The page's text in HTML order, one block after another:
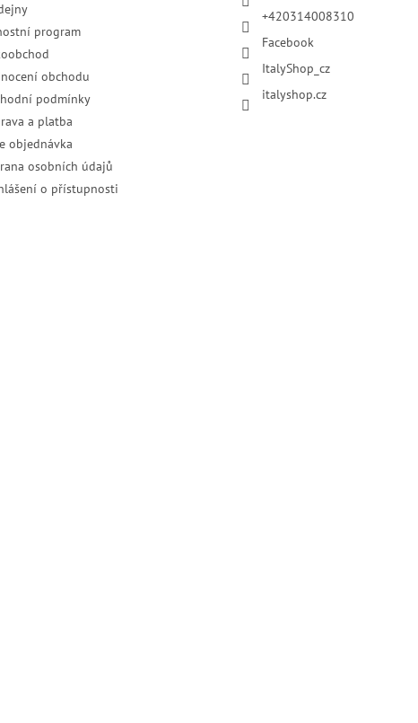
program
obchodu
podmínky
a platba
objednávka
osobních údajů
o přístupnosti
+420314008310
Facebook
ItalyShop_cz
italyshop.cz